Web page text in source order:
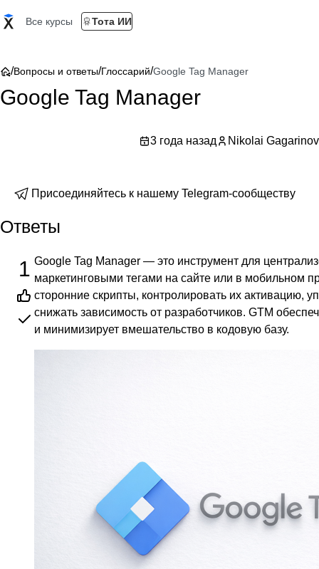
Все курсы Тота ИИ
/Вопросы и ответы/Глоссарий/Google Tag Manager
Google Tag Manager
3 года назад Nikolai Gagarinov
Присоединяйтесь к нашему Telegram-сообществу
Ответы
1 Google Tag Manager — это инструмент для
маркетинговыми тегами на сайте или в мобильном
сторонние скрипты, контролировать их активацию,
снижать зависимость от разработчиков. GTM
и минимизирует вмешательство в кодовую базу.